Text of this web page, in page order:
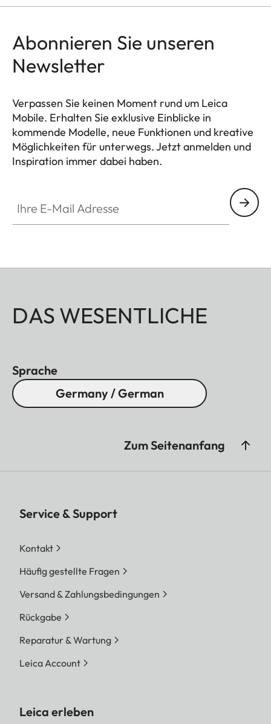
Abonnieren Sie unseren
Newsletter
Verpassen Sie keinen Moment rund um Leica
Mobile. Erhalten Sie exklusive Einblicke in
kommende Modelle, neue Funktionen und kreative
Möglichkeiten für unterwegs. Jetzt anmelden und
Inspiration immer dabei haben.
DAS WESENTLICHE
Sprache
Germany / German
Zum Seitenanfang
Service & Support
Kontakt
Häufig gestellte Fragen
Versand & Zahlungsbedingungen
Rückgabe
Reparatur & Wartung
Leica Account
Leica erleben